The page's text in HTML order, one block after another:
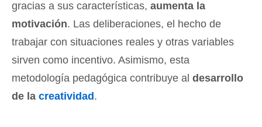
gracias a sus características, aumenta la
motivación. Las deliberaciones, el hecho de
trabajar con situaciones reales y otras variables
sirven como incentivo. Asimismo, esta
metodología pedagógica contribuye al desarrollo
de la creatividad .